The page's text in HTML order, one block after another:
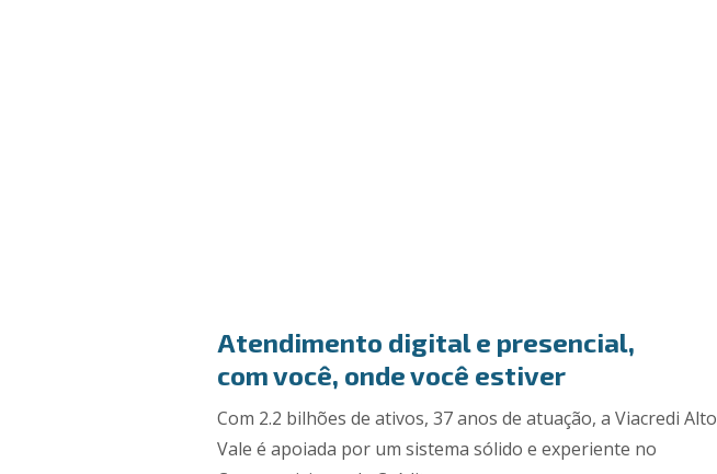
Atendimento digital e presencial,
com você, onde você estiver
Com 2.2 bilhões de ativos, 37 anos de atuação, a Viacredi Alto
Vale é apoiada por um sistema sólido e experiente no